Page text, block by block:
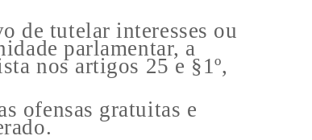
de tutelar interesses ou
parlamentar, a
nos artigos 25 e §1º,
ofensas gratuitas e